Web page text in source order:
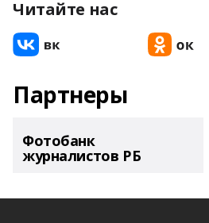
Читайте нас
Партнеры
Фотобанк
журналистов РБ